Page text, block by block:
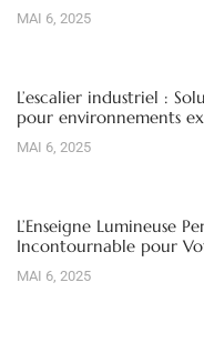
MAI 6, 2025
L’escalier industriel :
pour environnements
MAI 6, 2025
L’Enseigne Lumineuse
Incontournable pour
MAI 6, 2025